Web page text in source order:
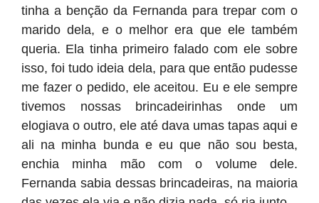
tinha a benção da Fernanda para trepar com o
marido dela, e o melhor era que ele também
queria. Ela tinha primeiro falado com ele sobre
isso, foi tudo ideia dela, para que então pudesse
me fazer o pedido, ele aceitou. Eu e ele sempre
tivemos nossas brincadeirinhas onde um
elogiava o outro, ele até dava umas tapas aqui e
ali na minha bunda e eu que não sou besta,
enchia minha mão com o volume dele.
Fernanda sabia dessas brincadeiras, na maioria